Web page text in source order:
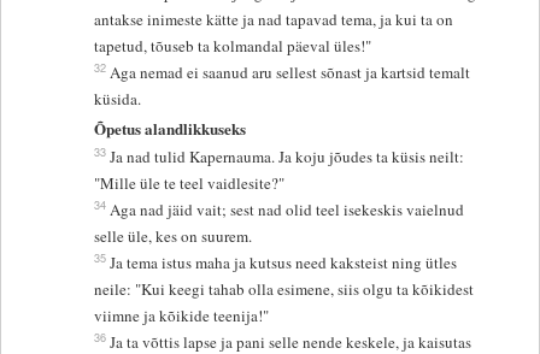
antakse inimeste kätte ja nad tapavad tema, ja kui ta on
tapetud, tõuseb ta kolmandal päeval üles!"
32 Aga nemad ei saanud aru sellest sõnast ja kartsid temalt
küsida.
Õpetus alandlikkuseks
33 Ja nad tulid Kapernauma. Ja koju jõudes ta küsis neilt:
"Mille üle te teel vaidlesite?"
34 Aga nad jäid vait; sest nad olid teel isekeskis vaielnud
selle üle, kes on suurem.
35 Ja tema istus maha ja kutsus need kaksteist ning ütles
neile: "Kui keegi tahab olla esimene, siis olgu ta kõikidest
viimne ja kõikide teenija!"
36 Ja ta võttis lapse ja pani selle nende keskele, ja kaisutas